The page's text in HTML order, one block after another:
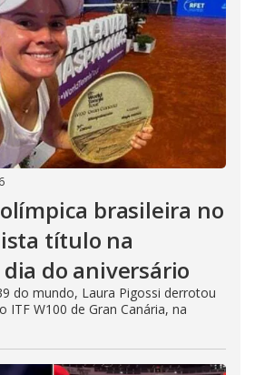
brasileira no
título na
do aniversário
do mundo, Laura Pigossi derrotou
ITF W100 de Gran Canária, na